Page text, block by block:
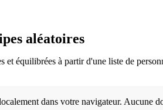
aléatoires
et équilibrées à partir d'une liste de
dans votre navigateur. Aucune